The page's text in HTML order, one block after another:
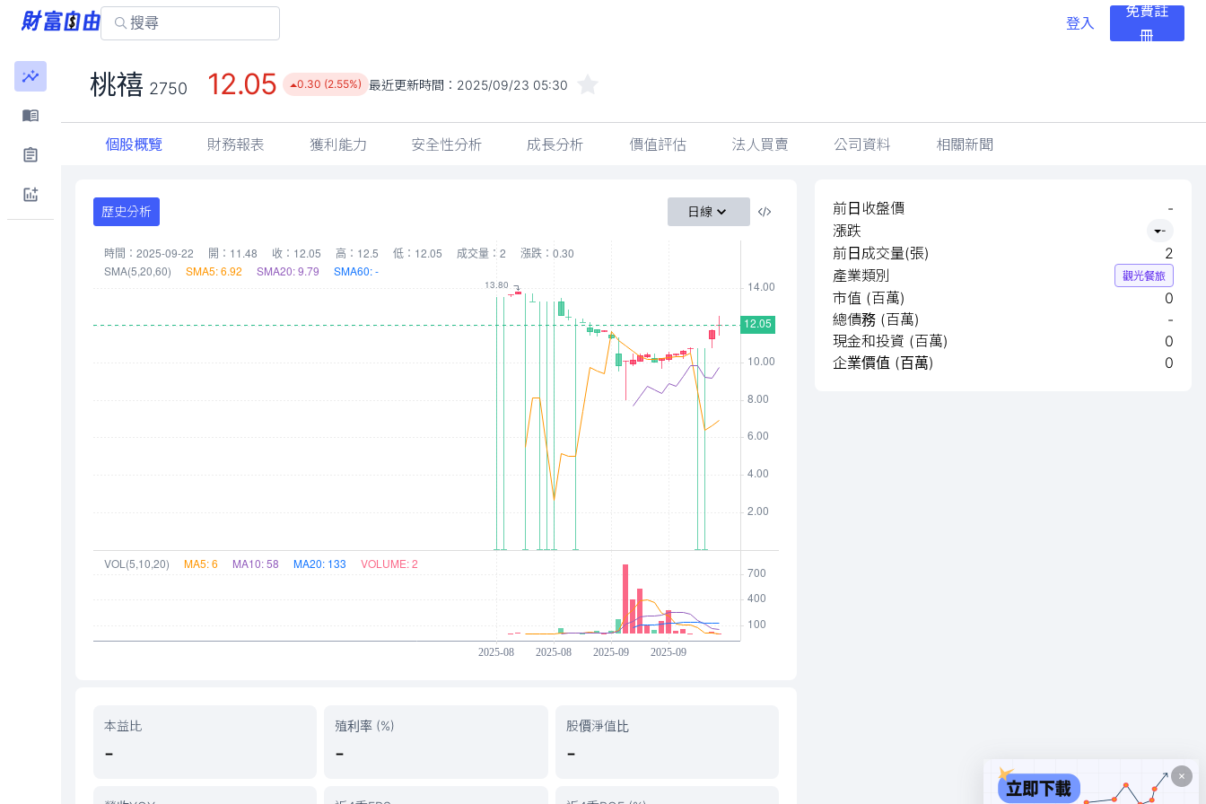
登入
免費註
冊
桃禧 2750 12.05 0.30 (2.55%) 最近更新時間： 2025/09/23 05:30
個股概覽 財務報表 獲利能力 安全性分析 成長分析 價值評估 法人買賣 公司資料 相關新聞
歷史分析 日線
本益比
-
殖利率 (%)
-
股價淨值比
-
前日收盤價
-
漲跌
-
前日成交量(張)
2
產業類別
觀光餐旅
市值 (百萬)
0
總債務 (百萬)
-
現金和投資 (百萬)
0
企業價值 (百萬)
0